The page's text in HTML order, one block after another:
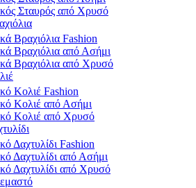
Σταυρός από Χρυσό
Βραχιόλια Fashion
Βραχιόλια από Ασήμι
Βραχιόλια από Χρυσό
Κολιέ Fashion
Κολιέ από Ασήμι
Κολιέ από Χρυσό
Δαχτυλίδι Fashion
Δαχτυλίδι από Ασήμι
Δαχτυλίδι από Χρυσό